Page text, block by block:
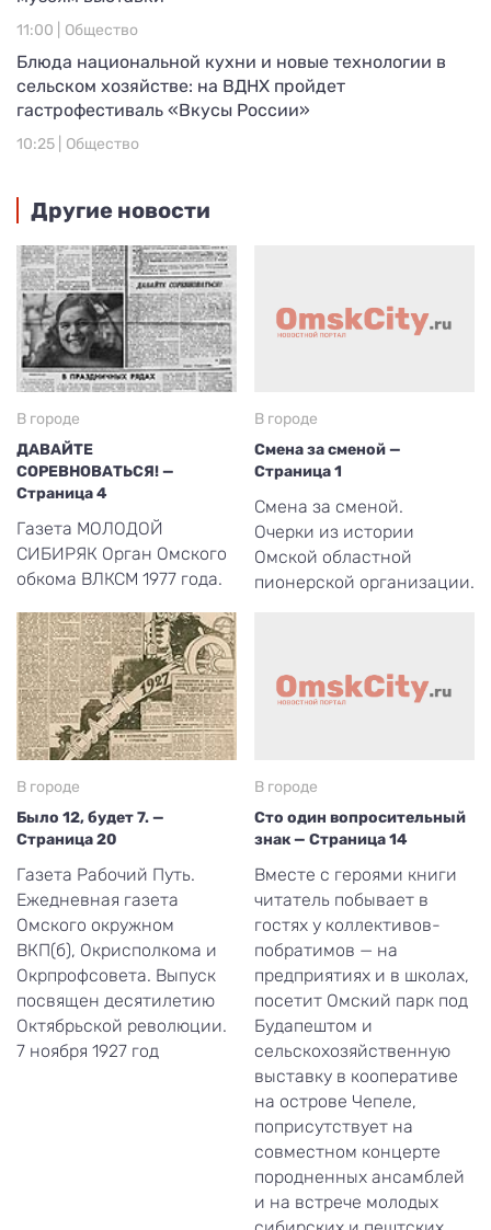
11:00 | Общество
Блюда национальной кухни и новые технологии в
сельском хозяйстве: на ВДНХ пройдет
гастрофестиваль «Вкусы России»
10:25 | Общество
Другие новости
В городе
ДАВАЙТЕ
СОРЕВНОВАТЬСЯ! —
Страница 4
Газета МОЛОДОЙ
СИБИРЯК Орган Омского
обкома ВЛКСМ 1977 года.
В городе
Смена за сменой —
Страница 1
Смена за сменой.
Очерки из истории
Омской областной
пионерской организации.
В городе
Было 12, будет 7. —
Страница 20
Газета Рабочий Путь.
Ежедневная газета
Омского окружном
ВКП(б), Окрисполкома и
Окрпрофсовета. Выпуск
посвящен десятилетию
Октябрьской революции.
7 ноября 1927 год
В городе
Сто один вопросительный
знак — Страница 14
Вместе с героями книги
читатель побывает в
гостях у коллективов-
побратимов — на
предприятиях и в школах,
посетит Омский парк под
Будапештом и
сельскохозяйственную
выставку в кооперативе
на острове Чепеле,
поприсутствует на
совместном концерте
породненных ансамблей
и на встрече молодых